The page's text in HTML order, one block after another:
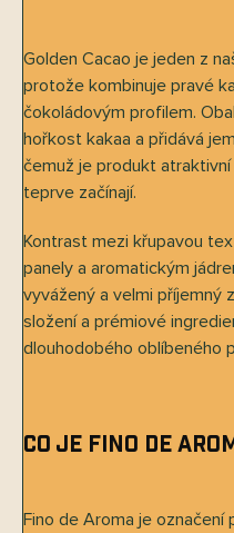
Golden Cacao je jeden z
protože kombinuje pravé
čokoládovým profilem.
hořkost kakaa a přidává
čemuž je produkt
teprve začínají.
Kontrast mezi křupavou
panely a aromatickým
vyvážený a velmi příjemný
složení a prémiové
dlouhodobého oblíbeného
Co je Fino de
Fino de Aroma je